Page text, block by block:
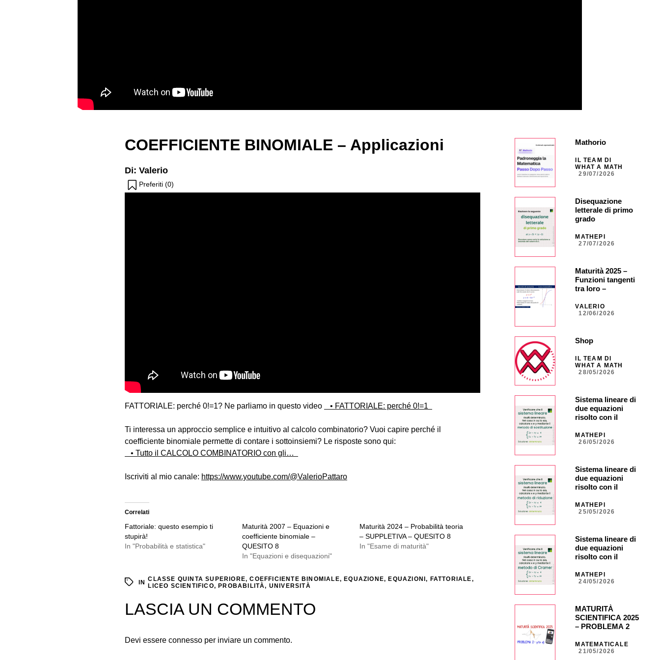
COEFFICIENTE BINOMIALE – Applicazioni
Di: Valerio
Preferiti (0)
FATTORIALE: perché 0!=1? Ne parliamo in questo video • FATTORIALE: perché 0!=1
Ti interessa un approccio semplice e intuitivo al calcolo combinatorio? Vuoi capire perché il
coefficiente binomiale permette di contare i sottoinsiemi? Le risposte sono qui:
• Tutto il CALCOLO COMBINATORIO con gli…
Iscriviti al mio canale: https://www.youtube.com/@ValerioPattaro
Correlati
Fattoriale: questo esempio ti
stupirà!
In "Probabilità e statistica"
Maturità 2007 – Equazioni e
coefficiente binomiale –
QUESITO 8
In "Equazioni e disequazioni"
Maturità 2024 – Probabilità teoria
– SUPPLETIVA – QUESITO 8
In "Esame di maturità"
IN CLASSE QUINTA SUPERIORE,COEFFICIENTE BINOMIALE, EQUAZIONE, EQUAZIONI, FATTORIALE,
LICEO SCIENTIFICO, PROBABILITÀ, UNIVERSITÀ
LASCIA UN COMMENTO
Devi essere connesso per inviare un commento.
Mathorio
IL TEAM DI
WHAT A MATH
29/07/2026
Disequazione
letterale di primo
grado
MATHEPI
27/07/2026
Maturità 2025 –
Funzioni tangenti
tra loro –
Quesito 5
VALERIO
12/06/2026
Shop
IL TEAM DI
WHAT A MATH
28/05/2026
Sistema lineare di
due equazioni
risolto con il
sostituzione
MATHEPI
26/05/2026
Sistema lineare di
due equazioni
risolto con il
riduzione
MATHEPI
25/05/2026
Sistema lineare di
due equazioni
risolto con il
MATHEPI
24/05/2026
MATURITÀ
SCIENTIFICA 2025
– PROBLEMA 2 –
grafica CASIO fx-
CG50 _ NA40 _
MATEMATICALE
21/05/2026